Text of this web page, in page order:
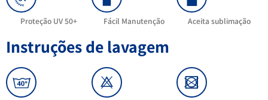
Proteção UV 50+ Fácil Manutenção Aceita sublimação
Instruções de lavagem